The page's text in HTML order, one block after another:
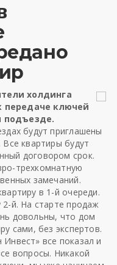
холдинга
передаче ключей
подъезде.
будут приглашены
квартиры будут
договором срок.
трехкомнатную
замечаний.
в 1-й очереди.
й. На старте продаж
довольны, что дом
сами, без экспертов.
все показал и
вопросы. Никакой